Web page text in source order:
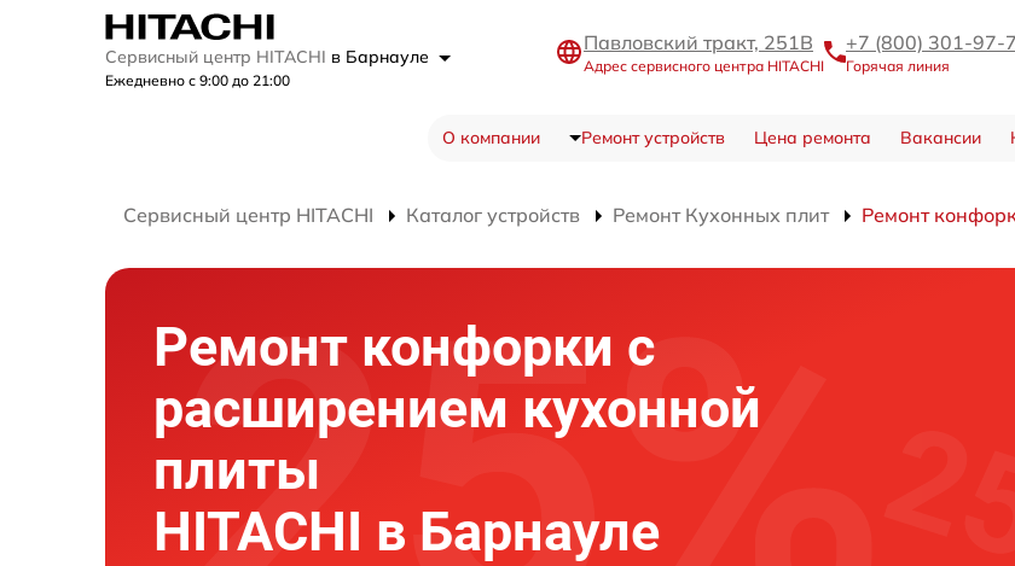
Сервисный центр HITACHI в Барнауле
Ежедневно с 9:00 до 21:00
Павловский тракт, 251В
Адрес сервисного центра HITACHI
+7 (800) 301-97-
Горячая линия
О компании Ремонт устройств Цена ремонта Вакансии
Сервисный центр HITACHI Каталог устройств Ремонт Кухонных плит Ремонт
Ремонт конфорки с
расширением кухонной
плиты
HITACHI в Барнауле